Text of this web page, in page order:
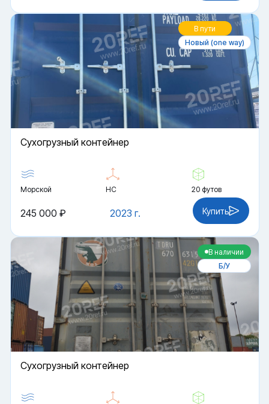
В пути
Новый (one way)
Cухогрузный контейнер
Морской HC 20 футов
2023 г.
245 000 ₽ Купить
В наличии
Б/У
Cухогрузный контейнер